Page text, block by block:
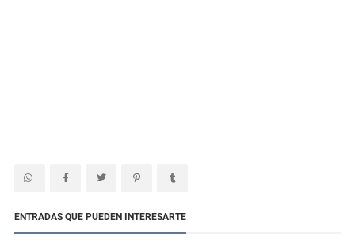
ENTRADAS QUE PUEDEN INTERESARTE